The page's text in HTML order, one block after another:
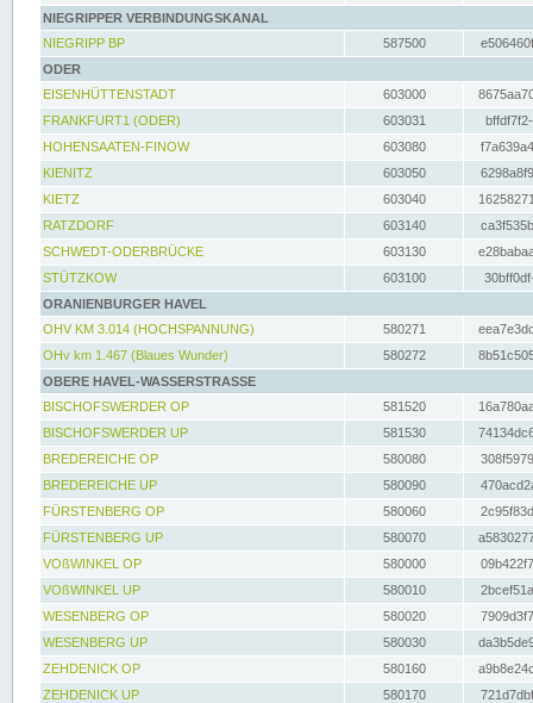
NIEGRIPPER VERBINDUNGSKANAL
NIEGRIPP BP
587500
ODER
EISENHÜTTENSTADT
603000
FRANKFURT1 (ODER)
603031
HOHENSAATEN-FINOW
603080
KIENITZ
603050
KIETZ
603040
RATZDORF
603140
SCHWEDT-ODERBRÜCKE
603130
STÜTZKOW
603100
ORANIENBURGER HAVEL
OHV KM 3.014 (HOCHSPANNUNG)
580271
OHv km 1.467 (Blaues Wunder)
580272
OBERE HAVEL-WASSERSTRASSE
BISCHOFSWERDER OP
581520
BISCHOFSWERDER UP
581530
BREDEREICHE OP
580080
BREDEREICHE UP
580090
FÜRSTENBERG OP
580060
FÜRSTENBERG UP
580070
VOßWINKEL OP
580000
VOßWINKEL UP
580010
WESENBERG OP
580020
WESENBERG UP
580030
ZEHDENICK OP
580160
ZEHDENICK UP
580170